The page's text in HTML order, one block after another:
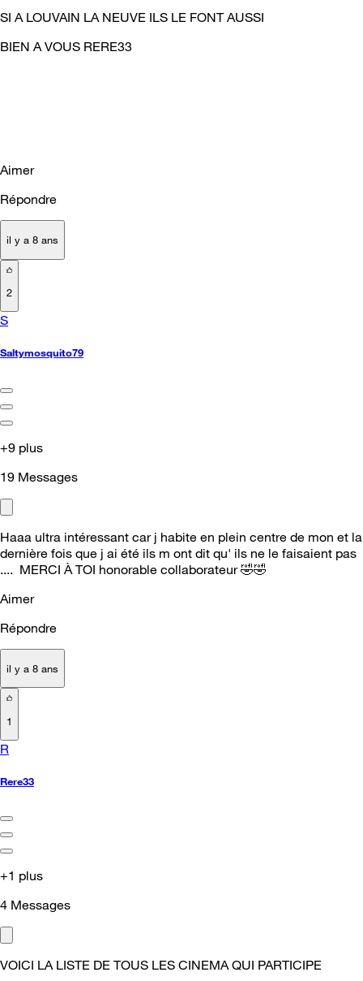
SI A LOUVAIN LA NEUVE ILS LE FONT AUSSI
BIEN A VOUS RERE33
Aimer
Répondre
il y a 8 ans
2
S
Saltymosquito79
+9 plus
19 Messages
Haaa ultra intéressant car j habite en plein centre de mon et la
dernière fois que j ai été ils m ont dit qu' ils ne le faisaient pas
.... MERCI À TOI honorable collaborateur🤣🤣
Aimer
Répondre
il y a 8 ans
1
R
Rere33
+1 plus
4 Messages
VOICI LA LISTE DE TOUS LES CINEMA QUI PARTICIPE